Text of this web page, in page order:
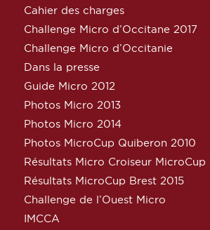
Cahier des charges
Challenge Micro d’Occitane 2017
Challenge Micro d’Occitanie
Dans la presse
Guide Micro 2012
Photos Micro 2013
Photos Micro 2014
Photos MicroCup Quiberon 2010
Résultats Micro Croiseur MicroCup
Résultats MicroCup Brest 2015
Challenge de l’Ouest Micro
IMCCA